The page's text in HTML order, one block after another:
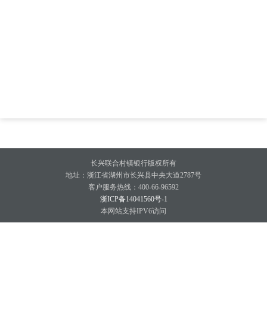
长兴联合村镇银行版权所有
地址：浙江省湖州市长兴县中央大道2787号
客户服务热线：400-66-96592
浙ICP备14041560号-1
本网站支持IPV6访问